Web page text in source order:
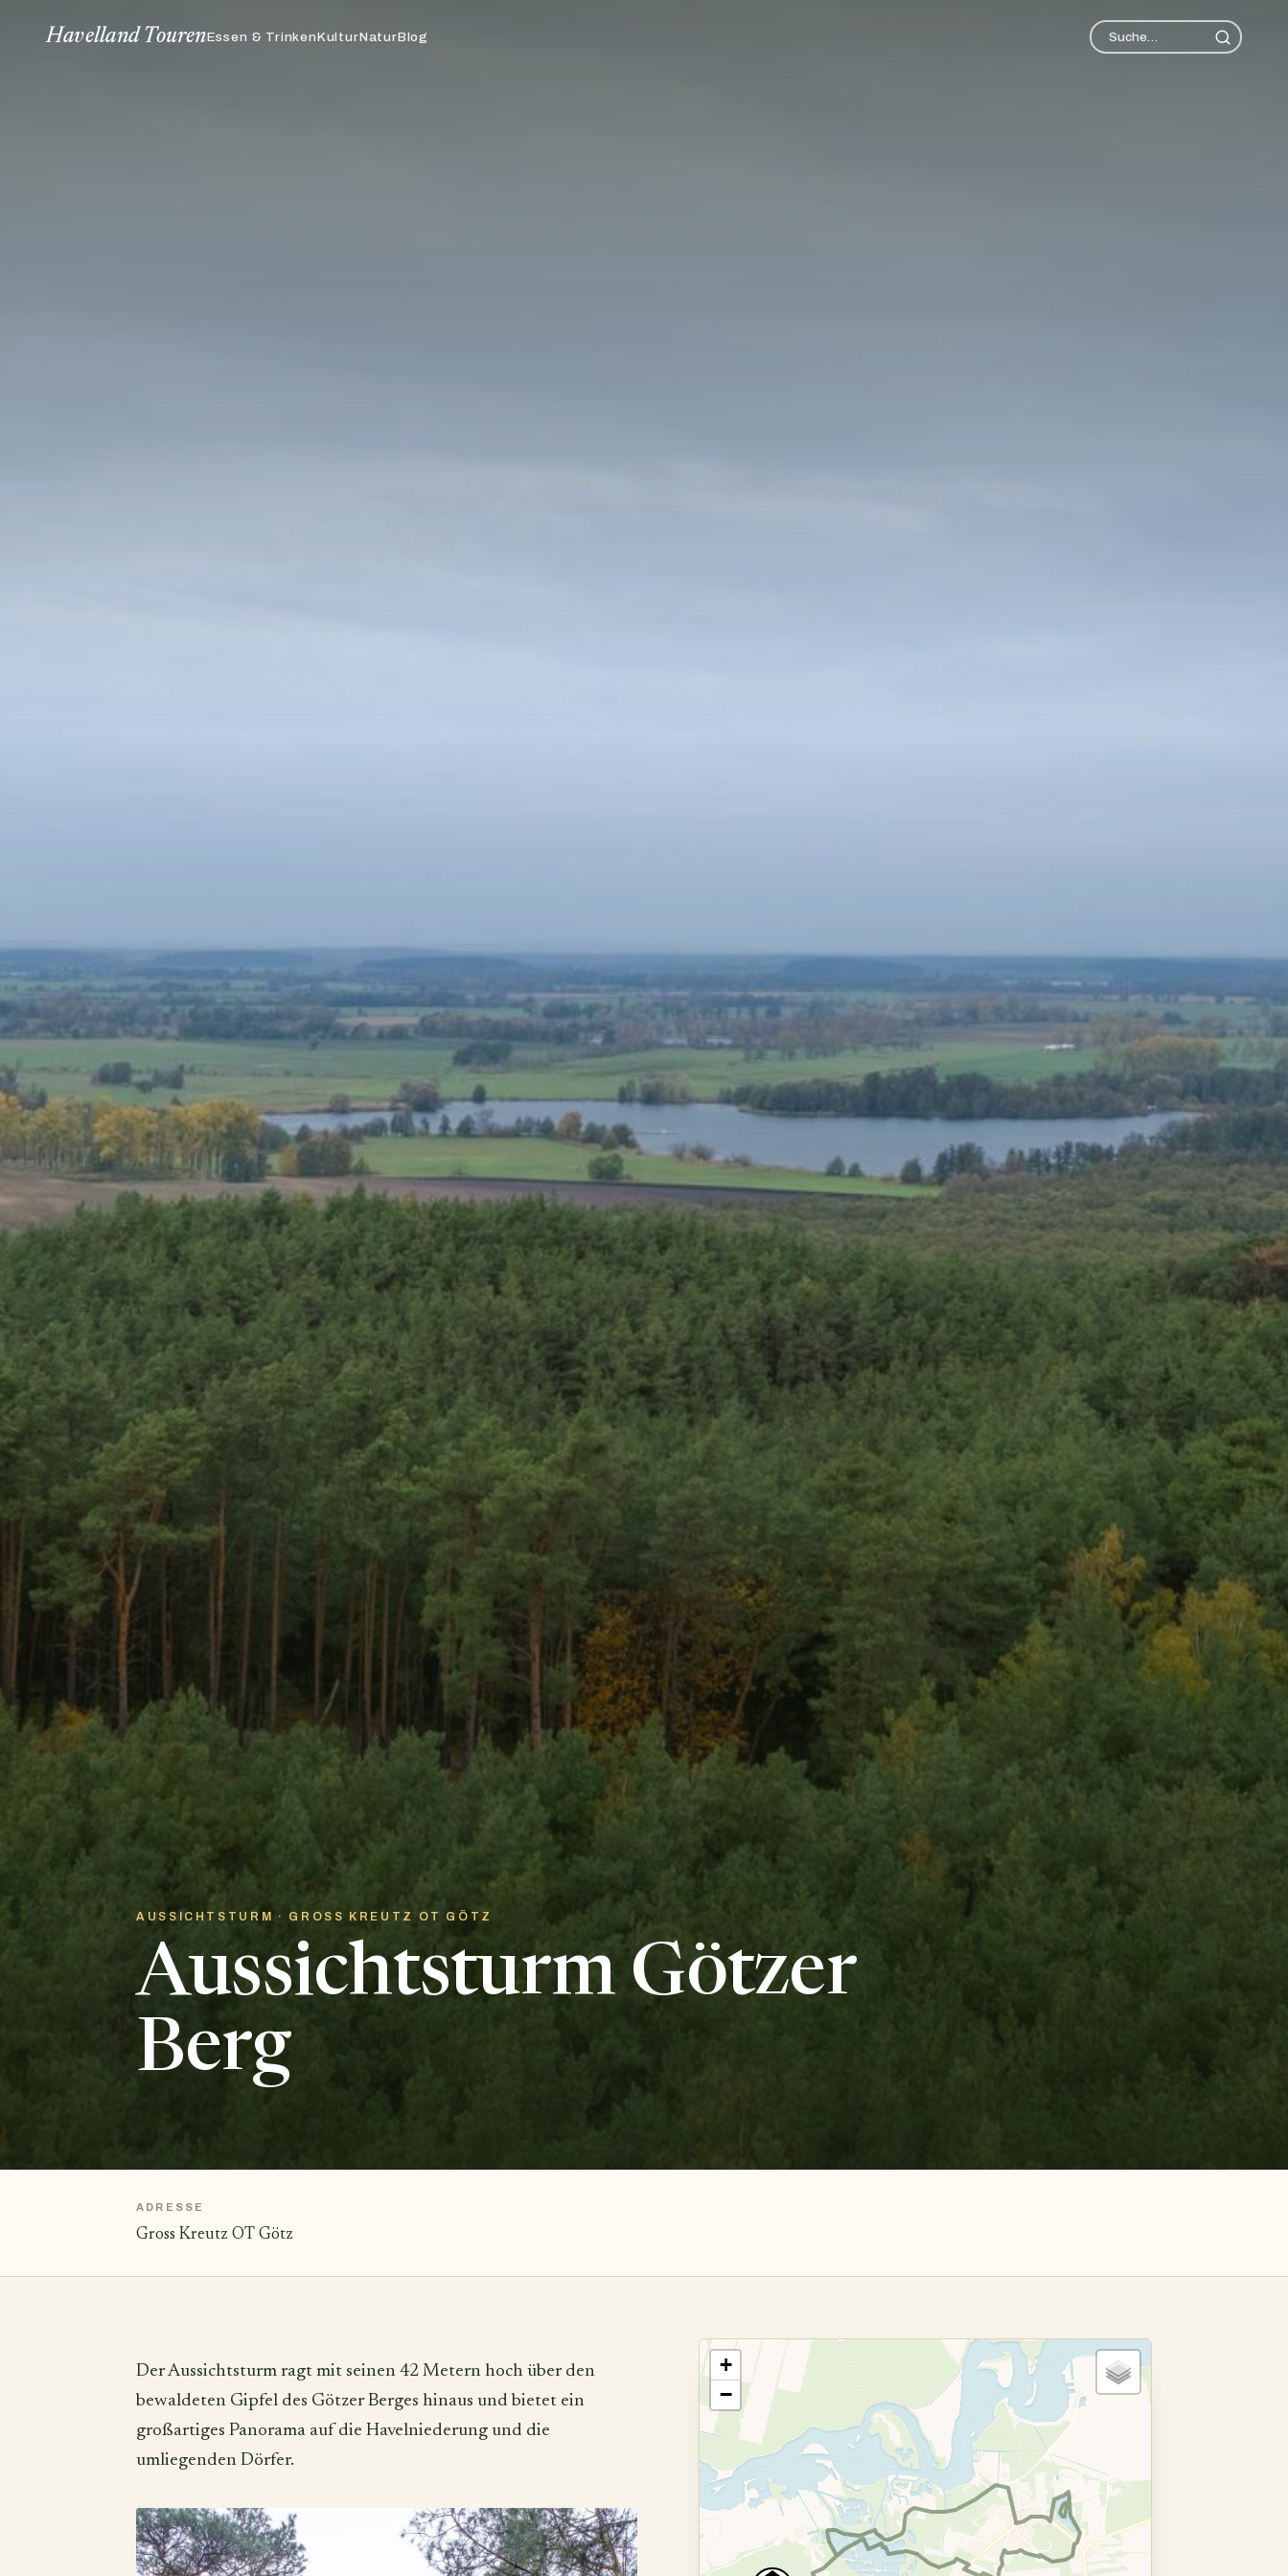
Havelland TourenEssen & TrinkenKulturNaturBlog
AUSSICHTSTURM · GROSS KREUTZ OT GÖTZ
Aussichtsturm Götzer
Berg
ADRESSE
Gross Kreutz OT Götz
Der Aussichtsturm ragt mit seinen 42 Metern hoch über den
bewaldeten Gipfel des Götzer Berges hinaus und bietet ein
großartiges Panorama auf die Havelniederung und die
umliegenden Dörfer.
+
−